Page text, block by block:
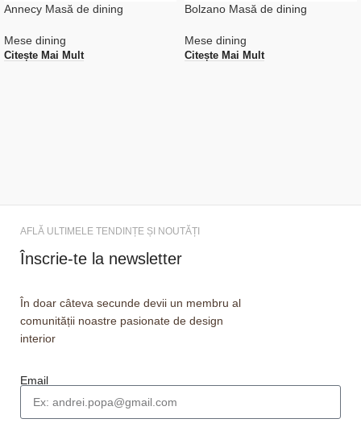
Annecy Masă de dining
Mese dining
Citește Mai Mult
Bolzano Masă de dining
Mese dining
Citește Mai Mult
AFLĂ ULTIMELE TENDINȚE ȘI NOUTĂȚI
Înscrie-te la newsletter
În doar câteva secunde devii un membru al
comunității noastre pasionate de design
interior
Email